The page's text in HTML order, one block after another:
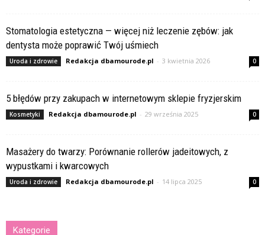
Stomatologia estetyczna — więcej niż leczenie zębów: jak
dentysta może poprawić Twój uśmiech
Uroda i zdrowie Redakcja dbamourode.pl - 3 kwietnia 2026 0
5 błędów przy zakupach w internetowym sklepie fryzjerskim
Kosmetyki Redakcja dbamourode.pl - 29 września 2025 0
Masażery do twarzy: Porównanie rollerów jadeitowych, z
wypustkami i kwarcowych
Uroda i zdrowie Redakcja dbamourode.pl - 14 lipca 2025 0
Kategorie